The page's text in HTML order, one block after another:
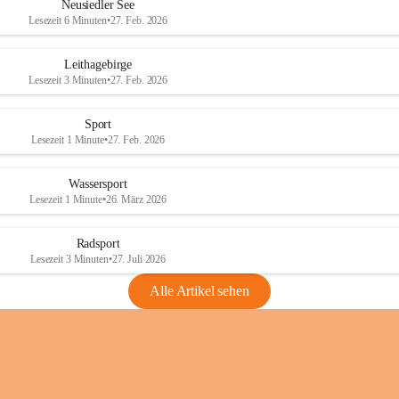
e
r
S
e
S
Neusiedler See
Lesezeit 6 Minuten•27. Feb. 2026
Leithagebirge
Lesezeit 3 Minuten•27. Feb. 2026
Sport
Lesezeit 1 Minute•27. Feb. 2026
Wassersport
Lesezeit 1 Minute•26. März 2026
Radsport
Lesezeit 3 Minuten•27. Juli 2026
Alle Artikel sehen